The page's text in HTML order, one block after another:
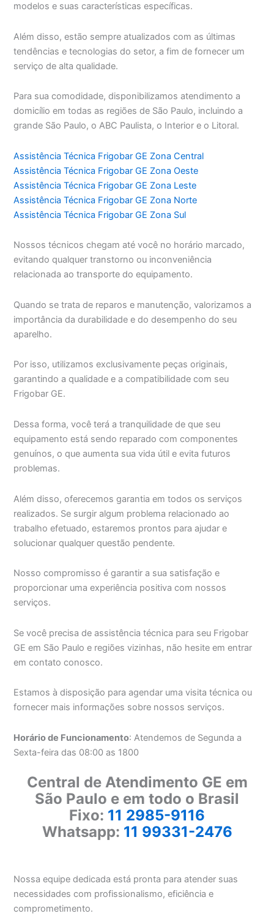
modelos e suas características específicas.
Além disso, estão sempre atualizados com as últimas
tendências e tecnologias do setor, a fim de fornecer um
serviço de alta qualidade.
Para sua comodidade, disponibilizamos atendimento a
domicílio em todas as regiões de São Paulo, incluindo a
grande São Paulo, o ABC Paulista, o Interior e o Litoral.
Assistência Técnica Frigobar GE Zona Central
Assistência Técnica Frigobar GE Zona Oeste
Assistência Técnica Frigobar GE Zona Leste
Assistência Técnica Frigobar GE Zona Norte
Assistência Técnica Frigobar GE Zona Sul
Nossos técnicos chegam até você no horário marcado,
evitando qualquer transtorno ou inconveniência
relacionada ao transporte do equipamento.
Quando se trata de reparos e manutenção, valorizamos a
importância da durabilidade e do desempenho do seu
aparelho.
Por isso, utilizamos exclusivamente peças originais,
garantindo a qualidade e a compatibilidade com seu
Frigobar GE.
Dessa forma, você terá a tranquilidade de que seu
equipamento está sendo reparado com componentes
genuínos, o que aumenta sua vida útil e evita futuros
problemas.
Além disso, oferecemos garantia em todos os serviços
realizados. Se surgir algum problema relacionado ao
trabalho efetuado, estaremos prontos para ajudar e
solucionar qualquer questão pendente.
Nosso compromisso é garantir a sua satisfação e
proporcionar uma experiência positiva com nossos
serviços.
Se você precisa de assistência técnica para seu Frigobar
GE em São Paulo e regiões vizinhas, não hesite em entrar
em contato conosco.
Estamos à disposição para agendar uma visita técnica ou
fornecer mais informações sobre nossos serviços.
Horário de Funcionamento: Atendemos de Segunda a
Sexta-feira das 08:00 as 1800
Central de Atendimento GE em
São Paulo e em todo o Brasil
Fixo: 11 2985-9116
Whatsapp: 11 99331-2476
Nossa equipe dedicada está pronta para atender suas
necessidades com profissionalismo, eficiência e
comprometimento.